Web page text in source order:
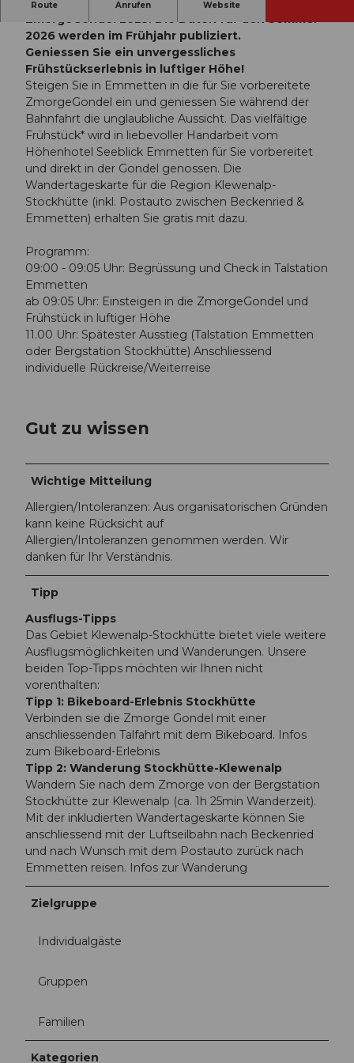
Route Anrufen Website
ZmorgeGondel 2025! Die Daten für den Sommer
2026 werden im Frühjahr publiziert.
Geniessen Sie ein unvergessliches
Frühstückserlebnis in luftiger Höhe!
Steigen Sie in Emmetten in die für Sie vorbereitete
ZmorgeGondel ein und geniessen Sie während der
Bahnfahrt die unglaubliche Aussicht. Das vielfältige
Frühstück* wird in liebevoller Handarbeit vom
Höhenhotel Seeblick Emmetten für Sie vorbereitet
und direkt in der Gondel genossen. Die
Wandertageskarte für die Region Klewenalp-
Stockhütte (inkl. Postauto zwischen Beckenried &
Emmetten) erhalten Sie gratis mit dazu.
Programm:
09:00 - 09:05 Uhr: Begrüssung und Check in Talstation
Emmetten
ab 09:05 Uhr: Einsteigen in die ZmorgeGondel und
Frühstück in luftiger Höhe
11.00 Uhr: Spätester Ausstieg (Talstation Emmetten
oder Bergstation Stockhütte) Anschliessend
individuelle Rückreise/Weiterreise
Gut zu wissen
Wichtige Mitteilung
Allergien/Intoleranzen: Aus organisatorischen Gründen
kann keine Rücksicht auf
Allergien/Intoleranzen genommen werden. Wir
danken für Ihr Verständnis.
Tipp
Ausflugs-Tipps
Das Gebiet Klewenalp-Stockhütte bietet viele weitere
Ausflugsmöglichkeiten und Wanderungen. Unsere
beiden Top-Tipps möchten wir Ihnen nicht
vorenthalten:
Tipp 1: Bikeboard-Erlebnis Stockhütte
Verbinden sie die Zmorge Gondel mit einer
anschliessenden Talfahrt mit dem Bikeboard. Infos
zum Bikeboard-Erlebnis
Tipp 2: Wanderung Stockhütte-Klewenalp
Wandern Sie nach dem Zmorge von der Bergstation
Stockhütte zur Klewenalp (ca. 1h 25min Wanderzeit).
Mit der inkludierten Wandertageskarte können Sie
anschliessend mit der Luftseilbahn nach Beckenried
und nach Wunsch mit dem Postauto zurück nach
Emmetten reisen. Infos zur Wanderung
Zielgruppe
Individualgäste
Gruppen
Familien
Kategorien